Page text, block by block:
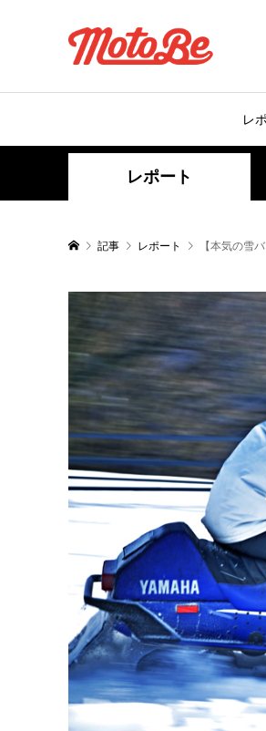
レ
レポート
記事 レポート 【本気の雪